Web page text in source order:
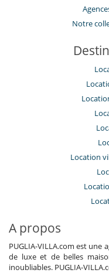
Notre
Location
A propos
PUGLIA-VILLA.com est une
de luxe et de belles
inoubliables. PUGLIA-